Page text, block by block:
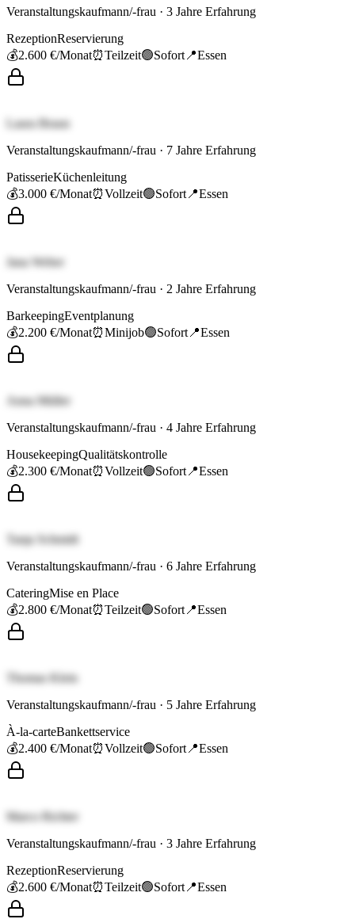
Veranstaltungskaufmann/-frau · 3 Jahre Erfahrung
RezeptionReservierung
💰2.600 €/Monat⏰Teilzeit🟢Sofort 📍Essen
Laura Braun
Veranstaltungskaufmann/-frau · 7 Jahre Erfahrung
PatisserieKüchenleitung
💰3.000 €/Monat⏰Vollzeit🟢Sofort 📍Essen
Jana Weber
Veranstaltungskaufmann/-frau · 2 Jahre Erfahrung
BarkeepingEventplanung
💰2.200 €/Monat⏰Minijob🟢Sofort 📍Essen
Anna Müller
Veranstaltungskaufmann/-frau · 4 Jahre Erfahrung
HousekeepingQualitätskontrolle
💰2.300 €/Monat⏰Vollzeit🟢Sofort 📍Essen
Tanja Schmidt
Veranstaltungskaufmann/-frau · 6 Jahre Erfahrung
CateringMise en Place
💰2.800 €/Monat⏰Teilzeit🟢Sofort 📍Essen
Thomas Klein
Veranstaltungskaufmann/-frau · 5 Jahre Erfahrung
À-la-carteBankettservice
💰2.400 €/Monat⏰Vollzeit🟢Sofort 📍Essen
Marco Richter
Veranstaltungskaufmann/-frau · 3 Jahre Erfahrung
RezeptionReservierung
💰2.600 €/Monat⏰Teilzeit🟢Sofort 📍Essen